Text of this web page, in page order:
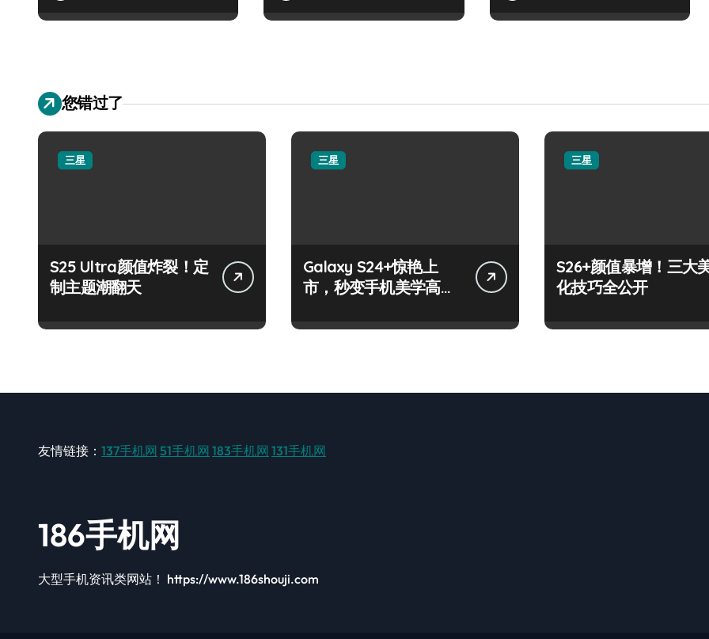
您错过了
三星
S25 Ultra颜值炸裂！定
制主题潮翻天
三星
Galaxy S24+惊艳上
市，秒变手机美学高
三星
S26+颜值暴增！三大
化技巧全公开
友情链接： 137手机网 51手机网 183手机网 131手机网
186手机网
大型手机资讯类网站！ https://www.186shouji.com